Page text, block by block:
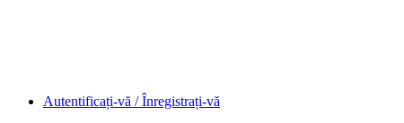
Autentificați-vă / Înregistrați-vă